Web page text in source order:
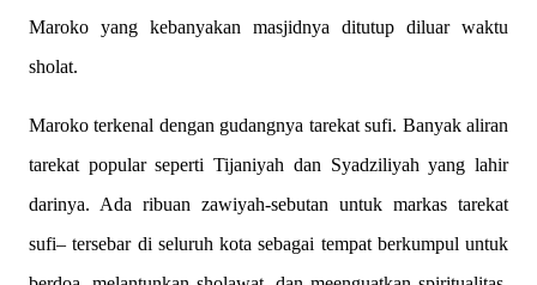
Maroko yang kebanyakan masjidnya ditutup diluar waktu
sholat.
Maroko terkenal dengan gudangnya tarekat sufi. Banyak aliran
tarekat popular seperti Tijaniyah dan Syadziliyah yang lahir
darinya. Ada ribuan zawiyah-sebutan untuk markas tarekat
sufi– tersebar di seluruh kota sebagai tempat berkumpul untuk